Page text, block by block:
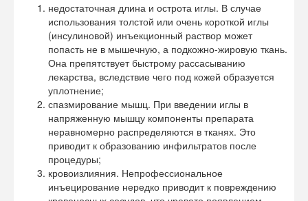
недостаточная длина и острота иглы. В случае
использования толстой или очень короткой иглы
(инсулиновой) инъекционный раствор может
попасть не в мышечную, а подкожно-жировую ткань.
Она препятствует быстрому рассасыванию
лекарства, вследствие чего под кожей образуется
уплотнение;
спазмирование мышц. При введении иглы в
напряженную мышцу компоненты препарата
неравномерно распределяются в тканях. Это
приводит к образованию инфильтратов после
процедуры;
кровоизлияния. Непрофессиональное
инъецирование нередко приводит к повреждению